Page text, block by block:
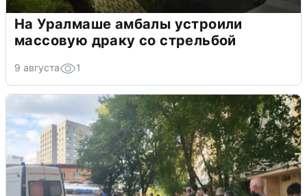
На Уралмаше амбалы устроили
массовую драку со стрельбой
9 августа 1